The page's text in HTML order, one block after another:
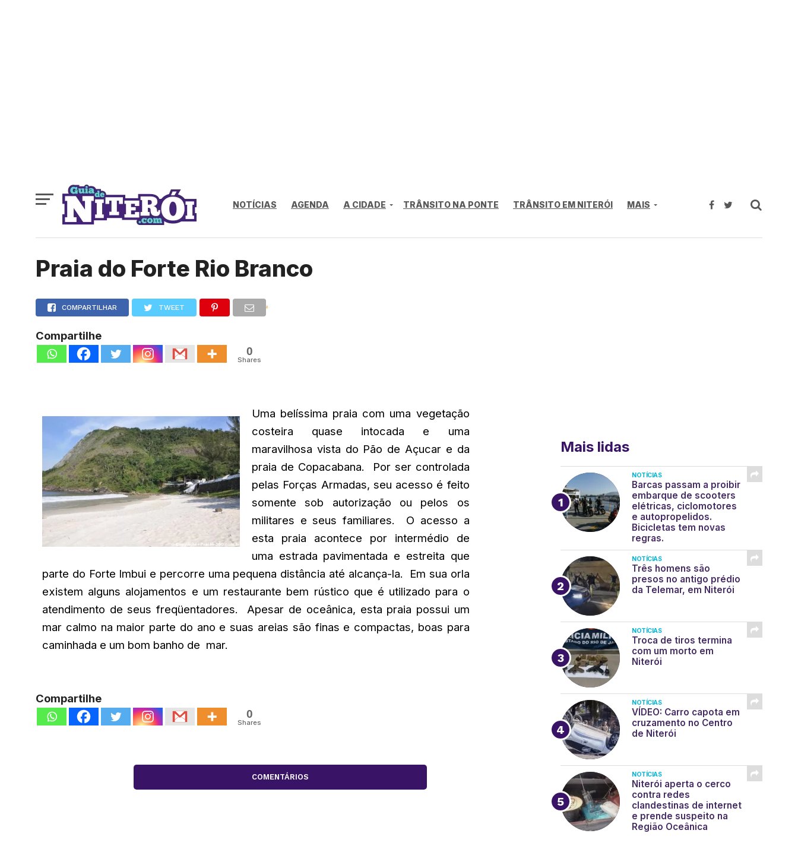
NOTÍCIAS AGENDA A CIDADE TRÂNSITO NA PONTE TRÂNSITO EM NITERÓI MAIS
Praia do Forte Rio Branco
COMPARTILHAR TWEET .
Compartilhe
0
Shares
Uma belíssima praia com uma vegetação
costeira quase intocada e uma
maravilhosa vista do Pão de Açucar e da
praia de Copacabana. Por ser controlada
pelas Forças Armadas, seu acesso é feito
somente sob autorização ou pelos os
militares e seus familiares. O acesso a
esta praia acontece por intermédio de
uma estrada pavimentada e estreita que
parte do Forte Imbui e percorre uma pequena distância até alcança-la. Em sua orla
existem alguns alojamentos e um restaurante bem rústico que é utilizado para o
atendimento de seus freqüentadores. Apesar de oceânica, esta praia possui um
mar calmo na maior parte do ano e suas areias são finas e compactas, boas para
caminhada e um bom banho de mar.
Compartilhe
0
Shares
COMENTÁRIOS
Mais lidas
NOTÍCIAS
Barcas passam a proibir
embarque de scooters
elétricas, ciclomotores
e autopropelidos.
Bicicletas tem novas
regras.
NOTÍCIAS
Três homens são
presos no antigo prédio
da Telemar, em Niterói
NOTÍCIAS
Troca de tiros termina
com um morto em
Niterói
NOTÍCIAS
VÍDEO: Carro capota em
cruzamento no Centro
de Niterói
NOTÍCIAS
Niterói aperta o cerco
contra redes
clandestinas de internet
e prende suspeito na
Região Oceânica